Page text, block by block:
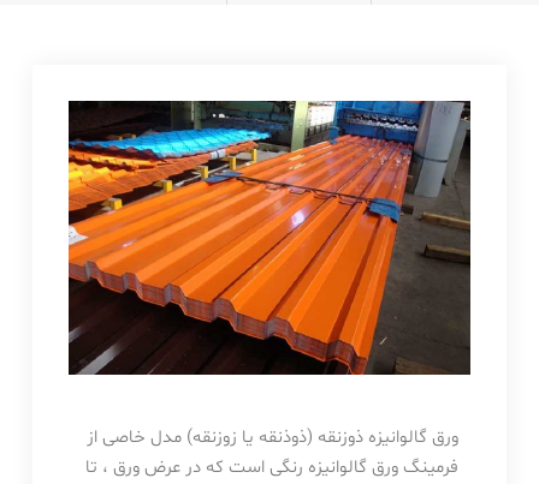
ورق گالوانیزه ذوزنقه (ذوذنقه یا زوزنقه) مدل خاصی از
فرمینگ ورق گالوانیزه رنگی است که در عرض ورق ، تا